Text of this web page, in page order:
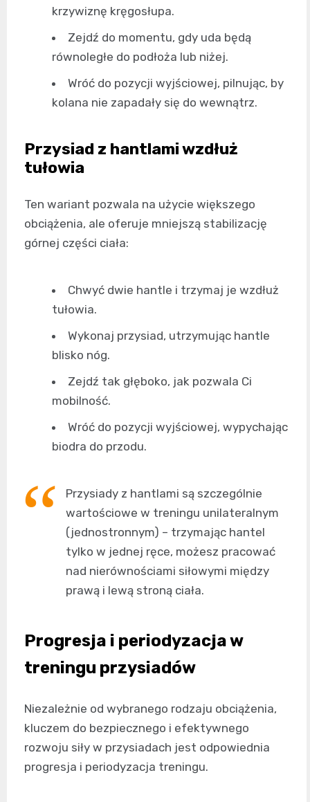
krzywiznę kręgosłupa.
Zejdź do momentu, gdy uda będą
równoległe do podłoża lub niżej.
Wróć do pozycji wyjściowej, pilnując, by
kolana nie zapadały się do wewnątrz.
Przysiad z hantlami wzdłuż
tułowia
Ten wariant pozwala na użycie większego
obciążenia, ale oferuje mniejszą stabilizację
górnej części ciała:
Chwyć dwie hantle i trzymaj je wzdłuż
tułowia.
Wykonaj przysiad, utrzymując hantle
blisko nóg.
Zejdź tak głęboko, jak pozwala Ci
mobilność.
Wróć do pozycji wyjściowej, wypychając
biodra do przodu.
Przysiady z hantlami są szczególnie
wartościowe w treningu unilateralnym
(jednostronnym) – trzymając hantel
tylko w jednej ręce, możesz pracować
nad nierównościami siłowymi między
prawą i lewą stroną ciała.
Progresja i periodyzacja w
treningu przysiadów
Niezależnie od wybranego rodzaju obciążenia,
kluczem do bezpiecznego i efektywnego
rozwoju siły w przysiadach jest odpowiednia
progresja i periodyzacja treningu.